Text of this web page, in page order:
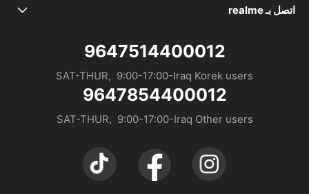
realme C85 Pro
مراكز الصيانة
علامتنا التجارية
اتصل بـ realme
service.me@realme.com - KSA/UAE/Jordan
service.ke@realme.com - Kenya
9647514400012
SAT-THUR,  9:00-17:00-Iraq Korek users
9647854400012
SAT-THUR,  9:00-17:00-Iraq Other users